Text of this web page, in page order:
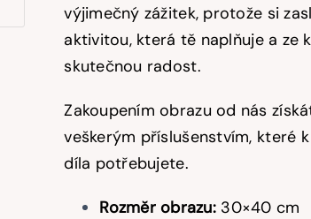
výjimečný zážitek, protože si
aktivitou, která tě naplňuje a ze
skutečnou radost.
Zakoupením obrazu od nás
veškerým příslušenstvím, které
díla potřebujete.
Rozměr obrazu: 30×40 cm